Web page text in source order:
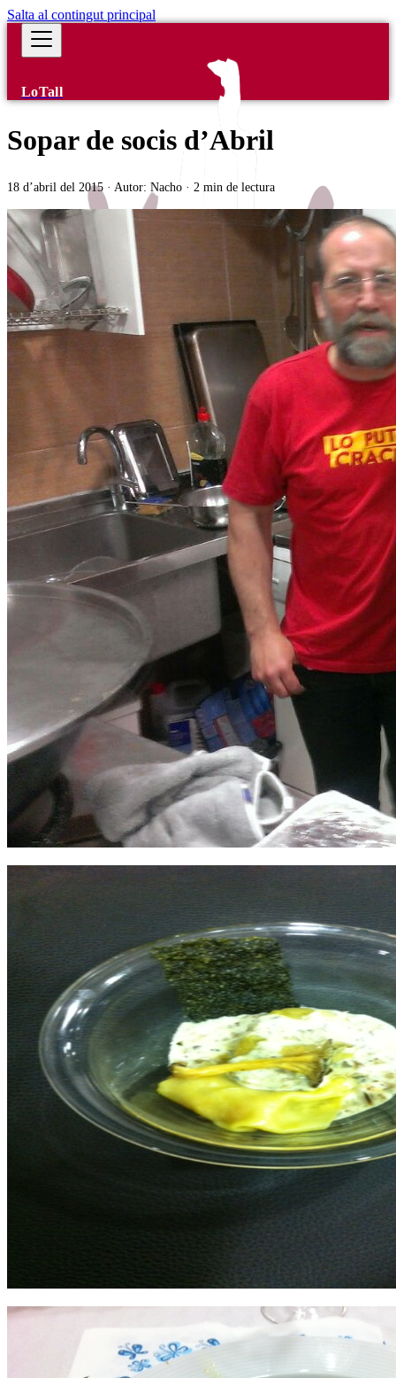
Salta al contingut principal
LoTall
Sopar de socis d’Abril
18 d’abril del 2015 · Autor: Nacho · 2 min de lectura